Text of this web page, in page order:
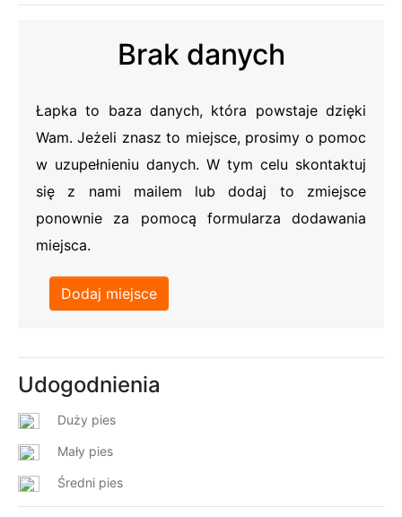
Brak danych
Łapka to baza danych, która powstaje dzięki
Wam. Jeżeli znasz to miejsce, prosimy o pomoc
w uzupełnieniu danych. W tym celu skontaktuj
się z nami mailem lub dodaj to zmiejsce
ponownie za pomocą formularza dodawania
miejsca.
Dodaj miejsce
Udogodnienia
Duży pies
Mały pies
Średni pies